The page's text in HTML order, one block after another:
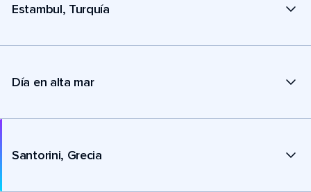
Estambul, Turquía
Día en alta mar
Santorini, Grecia